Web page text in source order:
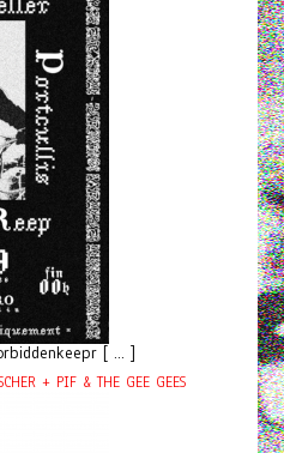
[ ... ]
+ PIF & THE GEE GEES